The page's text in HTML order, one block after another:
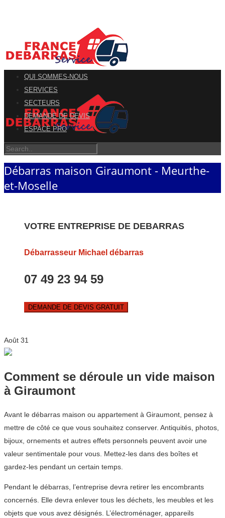
QUI SOMMES-NOUS
SERVICES
SECTEURS
DEMANDE DE DEVIS
ESPACE PRO
Débarras maison Giraumont - Meurthe-
et-Moselle
VOTRE ENTREPRISE DE DEBARRAS
Débarrasseur Michael débarras
07 49 23 94 59
DEMANDE DE DEVIS GRATUIT
Août 31
Comment se déroule un vide maison
à Giraumont
Avant le débarras maison ou appartement à Giraumont, pensez à
mettre de côté ce que vous souhaitez conserver. Antiquités, photos,
bijoux, ornements et autres effets personnels peuvent avoir une
valeur sentimentale pour vous. Mettez-les dans des boîtes et
gardez-les pendant un certain temps.
Pendant le débarras, l’entreprise devra retirer les encombrants
concernés. Elle devra enlever tous les déchets, les meubles et les
objets que vous avez désignés. L’électroménager, appareils